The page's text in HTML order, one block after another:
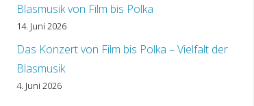
Blasmusik von Film bis Polka
14. Juni 2026
Das Konzert von Film bis Polka – Vielfalt der
Blasmusik
4. Juni 2026